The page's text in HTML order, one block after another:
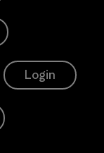
Login